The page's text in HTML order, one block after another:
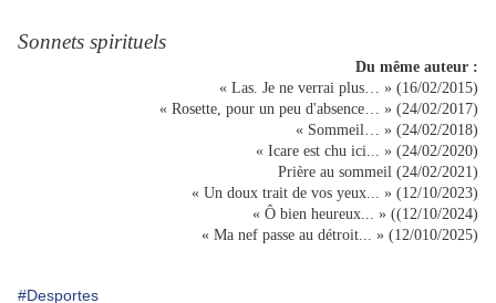
Sonnets spirituels
Du même auteur :
« Las. Je ne verrai plus… » (16/02/2015)
« Rosette, pour un peu d'absence… » (24/02/2017)
« Sommeil… » (24/02/2018)
« Icare est chu ici... » (24/02/2020)
Prière au sommeil (24/02/2021)
« Un doux trait de vos yeux... » (12/10/2023)
« Ô bien heureux... » ((12/10/2024)
« Ma nef passe au détroit... » (12/010/2025)
#Desportes